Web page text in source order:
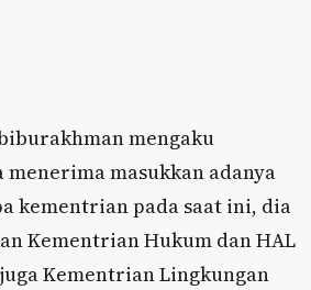
mengaku
masukkan adanya
kementrian pada saat ini, dia
Kementrian Hukum dan HAL
Kementrian Lingkungan